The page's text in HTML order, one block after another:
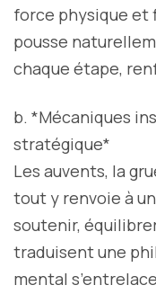
force physique et
pousse
chaque étape,
b. *Mécaniques
stratégique*
Les auvents, la
tout y renvoie à
soutenir,
traduisent une
mental